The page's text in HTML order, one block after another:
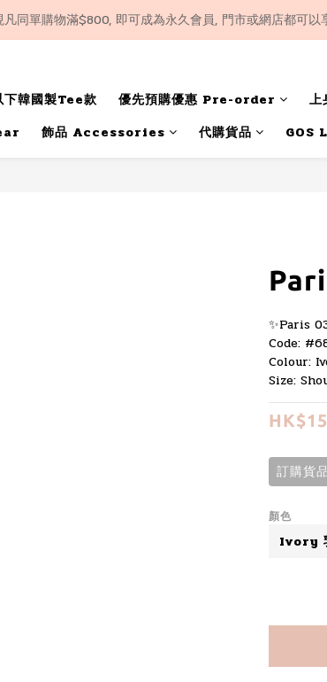
❤️ 購物滿$500, 即享包郵服務, 代購貨品除外（順豐門市
同單購物滿$800, 即可成為永久會員, 門市或網店都可以
韓國製Tee款
優先預購優惠 Pre-order 上
飾品 Accessories 代購貨品 GOS
✨Paris
Code:
Colour:
Size:
訂購貨
顏色